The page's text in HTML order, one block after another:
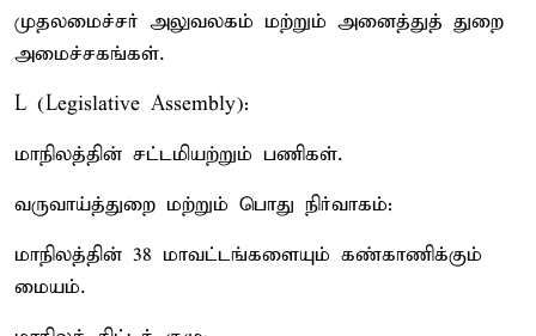
முதலமைச்சர் அலுவலகம் மற்றும் அனைத்துத் துறை
அமைச்சகங்கள்.
L (Legislative Assembly):
மாநிலத்தின் சட்டமியற்றும் பணிகள்.
வருவாய்த்துறை மற்றும் பொது நிர்வாகம்:
மாநிலத்தின் 38 மாவட்டங்களையும் கண்காணிக்கும்
மையம்.